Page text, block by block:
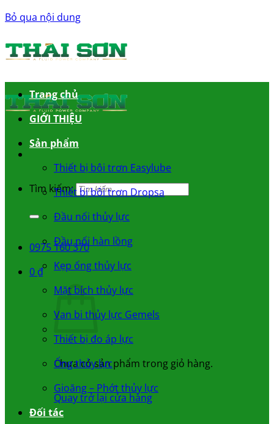
Bỏ qua nội dung
Tìm kiếm:
0975 160 370
0 ₫
Chưa có sản phẩm trong giỏ hàng.
Quay trở lại cửa hàng
Trang chủ
GIỚI THIỆU
Sản phẩm
Thiết bị bôi trơn Easylube
Thiết bị bôi trơn Dropsa
Đầu nối thủy lực
Đầu nối hàn lồng
Kẹp ống thủy lực
Mặt bích thủy lực
Van bi thủy lực Gemels
Thiết bị đo áp lực
Ống thủy lực
Gioăng – Phớt thủy lực
Đối tác